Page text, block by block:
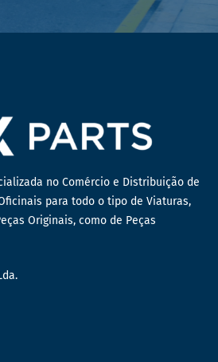
no Comércio e Distribuição de
para todo o tipo de Viaturas,
Originais, como de Peças